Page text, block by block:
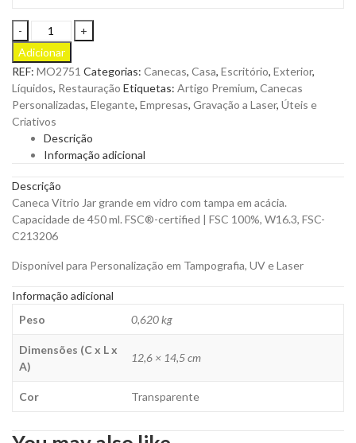
Caneca
Vitrio
Jar de
Vidro
Canelado
com
Tampa
de
Acácia
para
Personalizar
quantity
Adicionar
REF: MO2751 Categorias: Canecas, Casa, Escritório, Exterior,
Líquidos, Restauração Etiquetas: Artigo Premium, Canecas
Personalizadas, Elegante, Empresas, Gravação a Laser, Úteis e
Criativos
Descrição
Informação adicional
Descrição
Caneca Vitrio Jar grande em vidro com tampa em acácia.
Capacidade de 450 ml. FSC®-certified | FSC 100%, W16.3, FSC-
C213206
Disponível para Personalização em Tampografia, UV e Laser
Informação adicional
Peso
0,620 kg
Dimensões (C x L x
A)
12,6 × 14,5 cm
Cor Transparente